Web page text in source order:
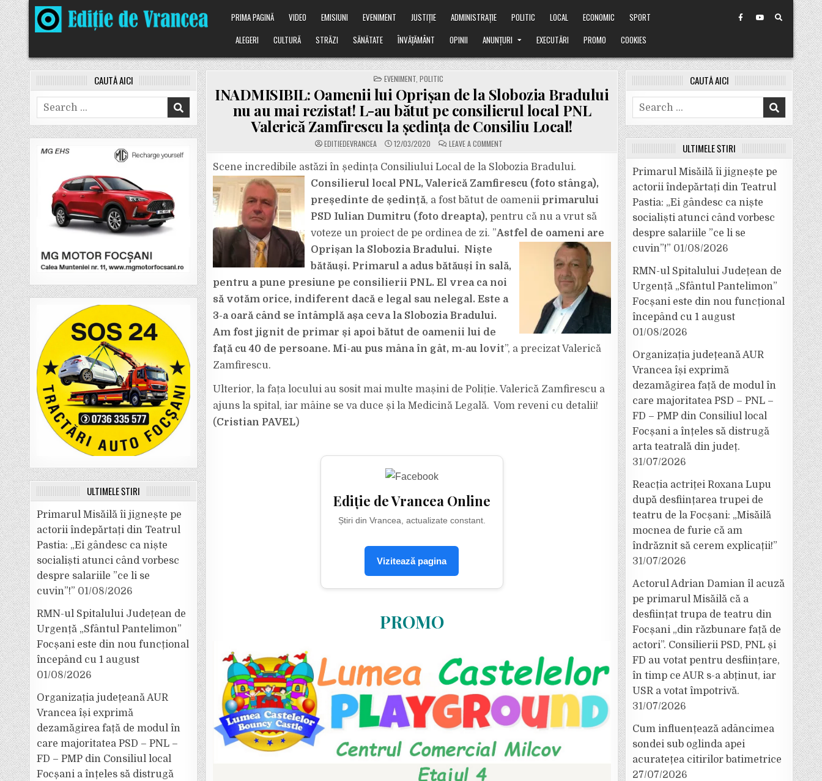
Skip
to
content
PRIMA PAGINĂ VIDEO EMISIUNI EVENIMENT JUSTIȚIE ADMINISTRAȚIE POLITIC LOCAL ECONOMIC
SPORT
ALEGERI
CULTURĂ STRĂZI SĂNĂTATE ÎNVĂȚĂMÂNT OPINII ANUNȚURI EXECUTĂRI PROMO COOKIES
POSTED
IN
EVENIMENT ,POLITIC
INADMISIBIL: Oamenii lui Oprișan de la Slobozia Bradului
nu au mai rezistat! L-au bătut pe consilierul local PNL
Valerică Zamfirescu la ședința de Consiliu Local!
EDITIEDEVRANCEA 12/03/2020 LEAVE A COMMENTON
INADMISIBIL:
LUI
OPRIȘAN
DE
LA
BRADULUI
AU
REZISTAT!
L-
PE
CONSILIERUL
PNL
ZAMFIRESCU
LA
LOCAL!
Scene incredibile astăzi în ședința Consiliului Local de la Slobozia Bradului.
Consilierul local PNL, Valerică Zamfirescu (foto stânga),
președinte de ședință, a fost bătut de oamenii primarului
PSD Iulian Dumitru (foto dreapta),pentru că nu a vrut să
voteze un proiect de pe ordinea de zi. ”Astfel de oameni are
Oprișan la SloboziaBradului. Niște
bătăuși. Primarul a adus bătăuși în sală,
pentru a pune presiune pe consilierii PNL. El vrea ca noi
să votăm orice, indiferent dacă e legal sau nelegal. Este a
3-a oară când se întâmplă așa ceva la Slobozia Bradului.
Am fost jignit de primar și apoi bătut de oamenii lui de
față cu 40 de persoane. Mi-au pus mâna în gât, m-au lovit”, a precizat Valerică
Zamfirescu.
Ulterior, la fața locului au sosit mai multe mașini de Poliție. Valerică Zamfirescu a
ajuns la spital, iar mâine se va duce și la Medicină Legală. Vom reveni cu detalii!
(Cristian PAVEL)
Ediție de Vrancea Online
Știri din Vrancea, actualizate constant.
Vizitează pagina
PROMO
CAUTĂ AICI
Search
for:
ULTIMELE ȘTIRI
Primarul Misăilă îi jignește pe
actorii îndepărtați din Teatrul
Pastia: „Ei gândesc ca niște
socialiști atunci când vorbesc
despre salariile ”ce li se
cuvin”!” 01/08/2026
RMN-ul Spitalului Județean de
Urgență „Sfântul Pantelimon”
Focșani este din nou funcțional
începând cu 1 august
01/08/2026
Organizația județeană AUR
Vrancea își exprimă
dezamăgirea față de modul în
care majoritatea PSD – PNL –
FD – PMP din Consiliul local
Focșani a înțeles să distrugă
CAUTĂ AICI
Search
for:
ULTIMELE ȘTIRI
Primarul Misăilă îi jignește pe
actorii îndepărtați din Teatrul
Pastia: „Ei gândesc ca niște
socialiști atunci când vorbesc
despre salariile ”ce li se
cuvin”!” 01/08/2026
RMN-ul Spitalului Județean de
Urgență „Sfântul Pantelimon”
Focșani este din nou funcțional
începând cu 1 august
01/08/2026
Organizația județeană AUR
Vrancea își exprimă
dezamăgirea față de modul în
care majoritatea PSD – PNL –
FD – PMP din Consiliul local
Focșani a înțeles să distrugă
arta teatrală din județ.
31/07/2026
Reacția actriței Roxana Lupu
după desființarea trupei de
teatru de la Focșani: „Misăilă
mocnea de furie că am
îndrăznit să cerem explicații!”
31/07/2026
Actorul Adrian Damian îl acuză
pe primarul Misăilă că a
desființat trupa de teatru din
Focșani „din răzbunare față de
actori”. Consilierii PSD, PNL și
FD au votat pentru desființare,
în timp ce AUR s-a abținut, iar
USR a votat împotrivă.
31/07/2026
Cum influențează adâncimea
sondei sub oglinda apei
acuratețea citirilor batimetrice
27/07/2026